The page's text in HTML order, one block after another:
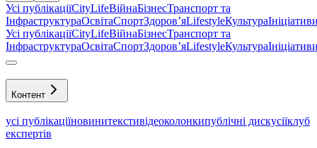
Усі публікаціїCityLifeВійнаБізнесТранспорт та
ІнфраструктураОсвітаСпортЗдоровʼяLifestyleКультура
Усі публікаціїCityLifeВійнаБізнесТранспорт та
ІнфраструктураОсвітаСпортЗдоровʼяLifestyleКультура
Контент
усі публікаціїновинитекстивідеоколонкипублічні дискусіїклуб
експертів